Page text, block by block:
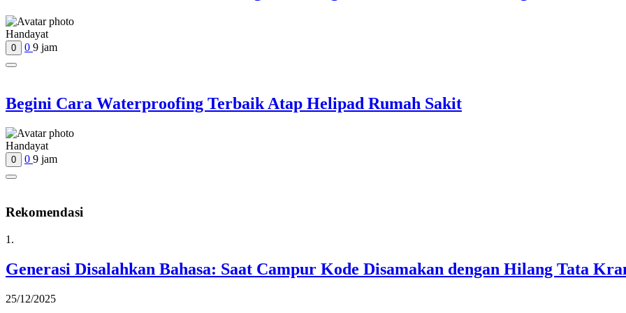
Handayat
0 0 9 jam
Begini Cara Waterproofing Terbaik Atap Helipad Rumah Sakit
Handayat
0 0 9 jam
Rekomendasi
1.
Generasi Disalahkan Bahasa: Saat Campur Kode Disamakan dengan Hilang Tata
25/12/2025